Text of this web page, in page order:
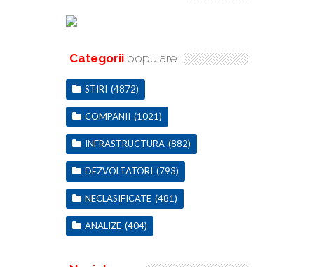
Categorii populare
STIRI (4872)
COMPANII (1021)
INFRASTRUCTURA (882)
DEZVOLTATORI (793)
NECLASIFICATE (481)
ANALIZE (404)